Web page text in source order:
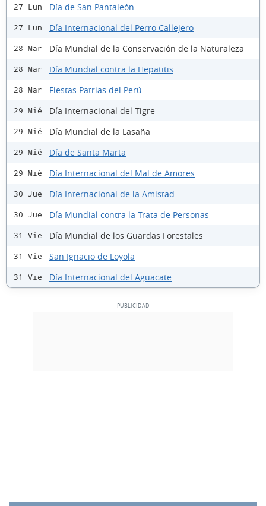
27 Lun Día de San Pantaleón
27 Lun Día Internacional del Perro Callejero
28 Mar Día Mundial de la Conservación de la Naturaleza
28 Mar Día Mundial contra la Hepatitis
28 Mar Fiestas Patrias del Perú
29 Mié Día Internacional del Tigre
29 Mié Día Mundial de la Lasaña
29 Mié Día de Santa Marta
29 Mié Día Internacional del Mal de Amores
30 Jue Día Internacional de la Amistad
30 Jue Día Mundial contra la Trata de Personas
31 Vie Día Mundial de los Guardas Forestales
31 Vie San Ignacio de Loyola
31 Vie Día Internacional del Aguacate